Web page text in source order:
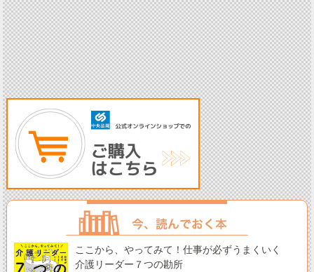
ここから、やってみて！仕事が必ずうまくいく
介護リーダー７つの勘所